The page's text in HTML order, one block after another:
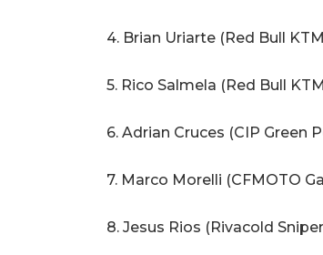
4. Brian Uriarte (Red Bull
5. Rico Salmela (Red Bull
6. Adrian Cruces (CIP Green
7. Marco Morelli (CFMOTO
8. Jesus Rios (Rivacold